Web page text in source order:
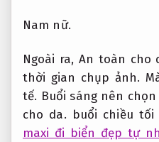
Nam nữ.
Ngoài ra, An toàn cho
thời gian chụp ảnh.
tế. Buổi sáng nên
cho da. buổi chiều
maxi đi biển đẹp tự